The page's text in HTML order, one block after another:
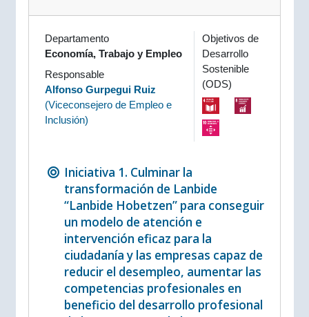
Departamento
Economía, Trabajo y Empleo
Responsable
Alfonso Gurpegui Ruiz
(Viceconsejero de Empleo e
Inclusión)
Objetivos de
Desarrollo
Sostenible
(ODS)
Iniciativa 1. Culminar la
transformación de Lanbide
“Lanbide Hobetzen” para conseguir
un modelo de atención e
intervención eficaz para la
ciudadanía y las empresas capaz de
reducir el desempleo, aumentar las
competencias profesionales en
beneficio del desarrollo profesional